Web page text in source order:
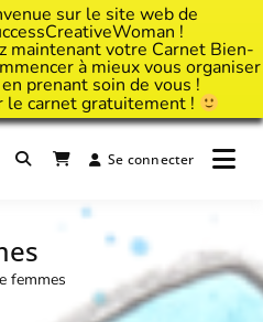
sur le site web de
!
maintenant votre Carnet Bien-
à mieux vous organiser
prenant soin de vous !
le carnet gratuitement !
votre vie !Se connecter
femmes